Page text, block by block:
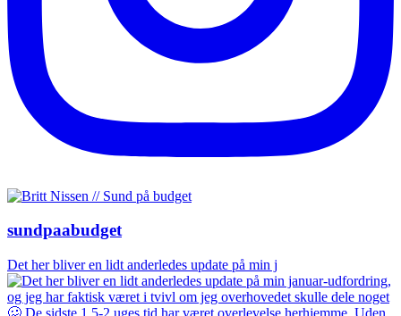
sundpaabudget
Det her bliver en lidt anderledes update på min j